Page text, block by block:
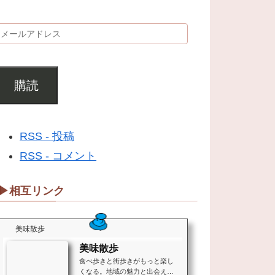
購読
RSS - 投稿
RSS - コメント
▶相互リンク
美味散歩
美味散歩
食べ歩きと街歩きがもっと楽し
くなる。地域の魅力と出会える